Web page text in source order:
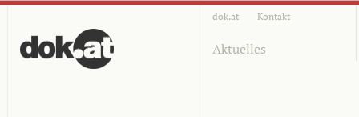
dok.at Kontakt
Aktuelles